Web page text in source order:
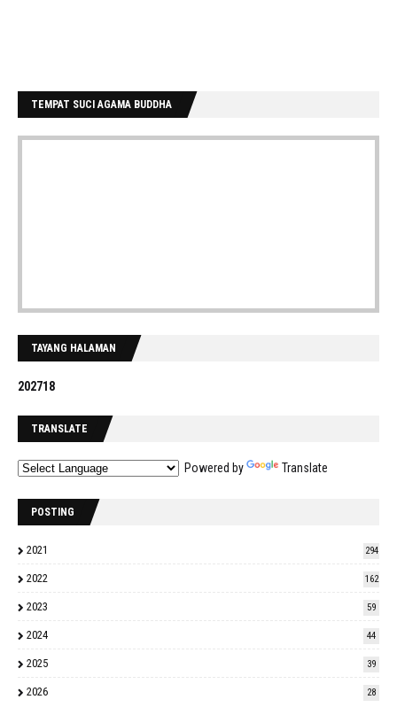
TEMPAT SUCI AGAMA BUDDHA
TAYANG HALAMAN
202718
TRANSLATE
Powered by Translate
POSTING
2021 294
2022 162
2023 59
2024 44
2025 39
2026 28